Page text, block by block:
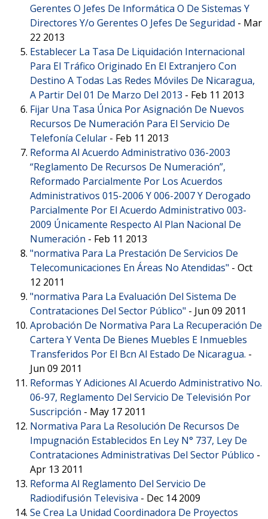
Gerentes O Jefes De Informática O De Sistemas Y
Directores Y/o Gerentes O Jefes De Seguridad - Mar
22 2013
Establecer La Tasa De Liquidación Internacional
Para El Tráfico Originado En El Extranjero Con
Destino A Todas Las Redes Móviles De Nicaragua,
A Partir Del 01 De Marzo Del 2013 - Feb 11 2013
Fijar Una Tasa Única Por Asignación De Nuevos
Recursos De Numeración Para El Servicio De
Telefonía Celular - Feb 11 2013
Reforma Al Acuerdo Administrativo 036-2003
“Reglamento De Recursos De Numeración”,
Reformado Parcialmente Por Los Acuerdos
Administrativos 015-2006 Y 006-2007 Y Derogado
Parcialmente Por El Acuerdo Administrativo 003-
2009 Únicamente Respecto Al Plan Nacional De
Numeración - Feb 11 2013
"normativa Para La Prestación De Servicios De
Telecomunicaciones En Áreas No Atendidas" - Oct
12 2011
"normativa Para La Evaluación Del Sistema De
Contrataciones Del Sector Público" - Jun 09 2011
Aprobación De Normativa Para La Recuperación De
Cartera Y Venta De Bienes Muebles E Inmuebles
Transferidos Por El Bcn Al Estado De Nicaragua. -
Jun 09 2011
Reformas Y Adiciones Al Acuerdo Administrativo No.
06-97, Reglamento Del Servicio De Televisión Por
Suscripción - May 17 2011
Normativa Para La Resolución De Recursos De
Impugnación Establecidos En Ley N° 737, Ley De
Contrataciones Administrativas Del Sector Público -
Apr 13 2011
Reforma Al Reglamento Del Servicio De
Radiodifusión Televisiva - Dec 14 2009
Se Crea La Unidad Coordinadora De Proyectos